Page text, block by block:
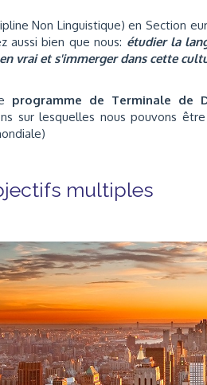
Non Linguistique) en Section
aussi bien que nous: étudier la
vrai et s'immerger dans cette
programme de Terminale de
sur lesquelles nous pouvons
multiples